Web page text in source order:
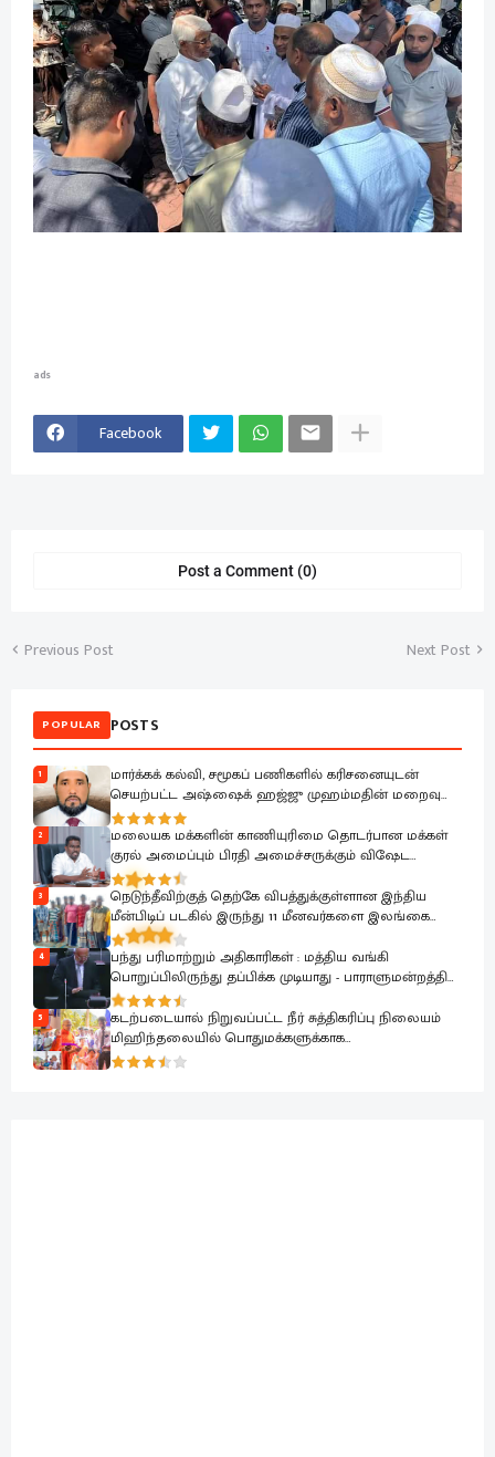
ads
Facebook
Post a Comment (0)
Previous Post Next Post
POPULAR POSTS
1
மார்க்கக் கல்வி, சமூகப் பணிகளில் கரிசனையுடன்
செயற்பட்ட அஷ்ஷைக் ஹஜ்ஜு முஹம்மதின் மறைவு
பேரிழப்பாகும்; அம்பாறை மாவட்ட ஜம்இய்யத்துல் உலமா
ஆழ்ந்த கவலை.!
2
மலையக மக்களின் காணியுரிமை தொடர்பான மக்கள்
குரல் அமைப்பும் பிரதி அமைச்சருக்கும் விஷேட
கலந்துரையாடல்
3
நெடுந்தீவிற்குத் தெற்கே விபத்துக்குள்ளான இந்திய
மீன்பிடிப் படகில் இருந்து 11 மீனவர்களை இலங்கை
கடற்படை பாதுகாப்பாக மீட்டது
4
பந்து பரிமாற்றும் அதிகாரிகள் : மத்திய வங்கி
பொறுப்பிலிருந்து தப்பிக்க முடியாது - பாராளுமன்றத்தில்
ரவூப் ஹக்கீம் ஆவேசம்
5
கடற்படையால் நிறுவப்பட்ட நீர் சுத்திகரிப்பு நிலையம்
மிஹிந்தலையில் பொதுமக்களுக்காக
கையளிக்கப்பட்டது